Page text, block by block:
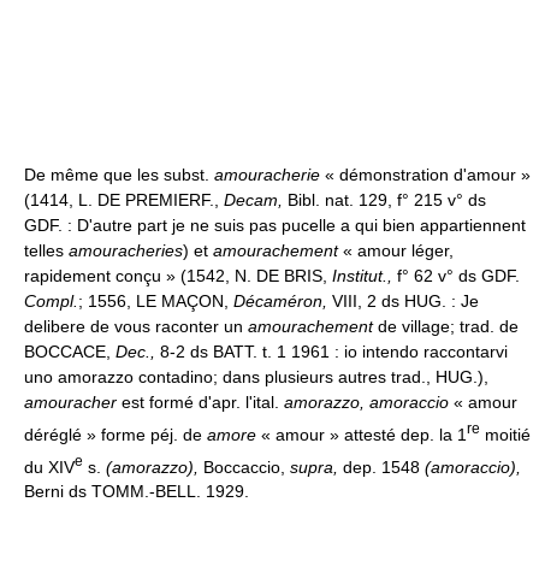
De même que les subst. amouracherie « démonstration d'amour »
(1414, L. DE PREMIERF., Decam,
Bibl. nat. 129, f° 215 v° ds
GDF. : D'autre part je ne suis pas pucelle a qui bien appartiennent
telles amouracheries) et amourachement« amour léger,
rapidement conçu » (1542, N. DE BRIS, Institut.,
f° 62 v° ds GDF.
Compl. ; 1556, LE MAÇON, Décaméron, VIII, 2 ds HUG. : Je
delibere de vous raconter un amourachementde village; trad. de
BOCCACE, Dec.,
8-2 ds BATT. t. 1 1961 : io intendo raccontarvi
uno amorazzo contadino; dans plusieurs autres trad., HUG.),
amouracher est formé d'apr. l'ital. amorazzo, amoraccio « amour
déréglé » forme péj. de amore « amour » attesté dep. la 1 re moitié
du XIVe s. (amorazzo), Boccaccio, supra, dep. 1548 (amoraccio),
Berni ds TOMM.-BELL. 1929.